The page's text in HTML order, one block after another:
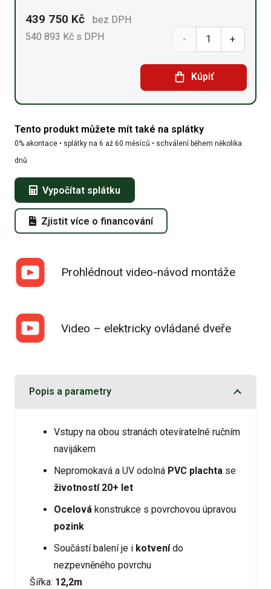
Sedlová
hala
12,2m
39,65m
Kúpiť
439 750 Kč
bez DPH
540 893 Kč s DPH
Tento produkt můžete mít také na splátky
0% akontace • splátky na 6 až 60 měsíců • schválení během několika
dnů
Vypočítat splátku
Zjistit více o financování
Prohlédnout video-návod montáže
Video – elektricky ovládané dveře
Popis a parametry
Vstupy na obou stranách otevíratelné ručním
navijákem
Nepromokavá a UV odolná PVC plachta se
životností 20+ let
Ocelová konstrukce s povrchovou úpravou
pozink
Součástí balení je i kotvenído
nezpevněného povrchu
Šířka: 12,2m